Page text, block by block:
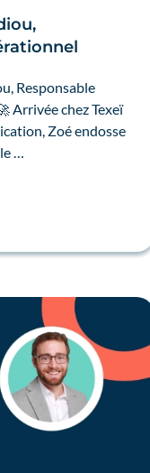
Responsable
Arrivée chez Texeï
Zoé endosse
…